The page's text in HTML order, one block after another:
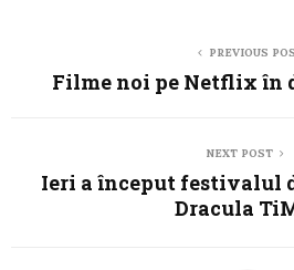
PREVIOUS
Filme noi pe Netflix în
NEXT POST
Ieri a început festivalul
Dracula